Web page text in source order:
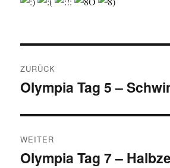
ZURÜCK
Vorheriger
Olympia Tag 5 –
WEITER
Nächster
Olympia Tag 7 –